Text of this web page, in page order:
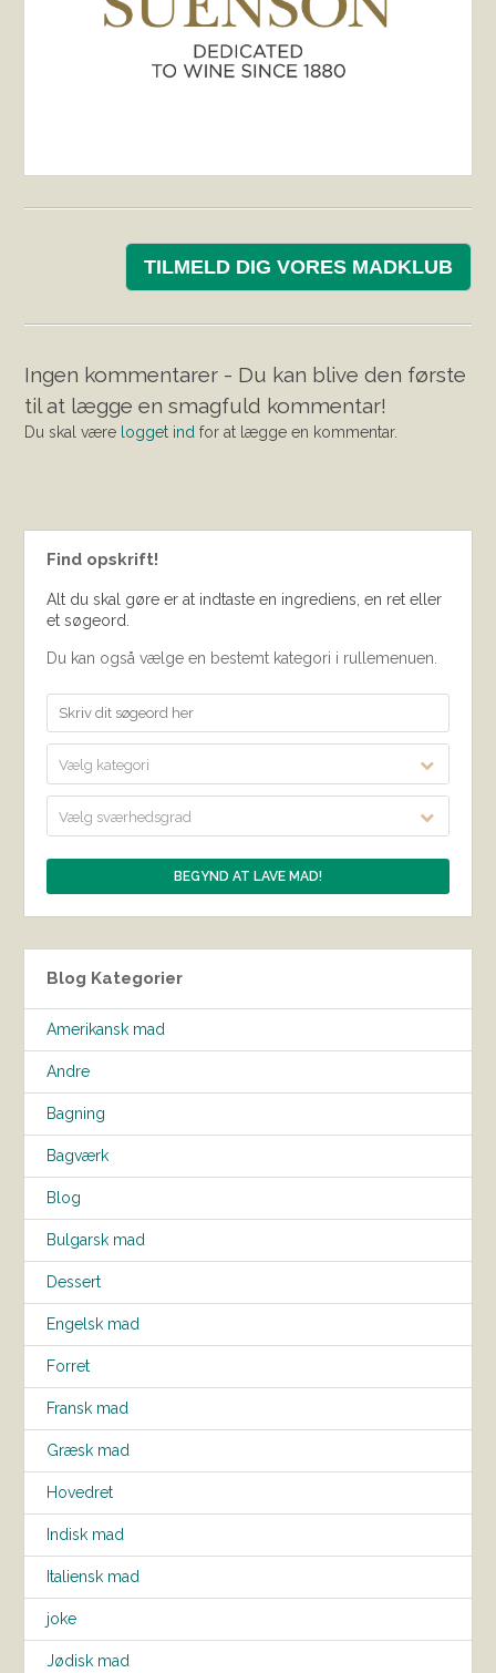
TILMELD DIG VORES MADKLUB
Ingen kommentarer - Du kan blive den første
til at lægge en smagfuld kommentar!
Du skal være logget ind for at lægge en kommentar.
Find opskrift!
Alt du skal gøre er at indtaste en ingrediens, en ret eller
et søgeord.
Du kan også vælge en bestemt kategori i rullemenuen.
Vælg kategori
Vælg sværhedsgrad
Blog Kategorier
Amerikansk mad
Andre
Bagning
Bagværk
Blog
Bulgarsk mad
Dessert
Engelsk mad
Forret
Fransk mad
Græsk mad
Hovedret
Indisk mad
Italiensk mad
joke
Jødisk mad